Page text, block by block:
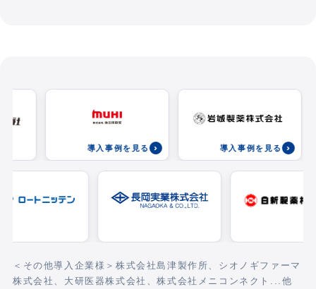
導入事例を見る › 導入事例を見る ›
＜その他導入企業様＞株式会社島津製作所、シオノギファーマ
株式会社、大研医器株式会社、株式会社メニコンネクト...他